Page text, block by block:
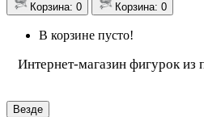
Корзина: 0 Корзина: 0
В корзине пусто!
Интернет-магазин фигурок из
Везде